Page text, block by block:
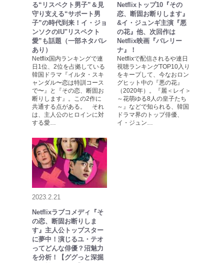
る“リスペクト男子”＆見
守り支える“サポート男
子”の時代到来！イ・ジョ
ンソクのIU"リスペクト
愛”も話題（一部ネタバレ
あり）
Netflix国内ランキングで連
日1位、2位を占拠している
韓国ドラマ『イルタ・スキ
ャンダル〜恋は特訓コース
で〜』と『その恋、断固お
断りします』。この2作に
共通する点がある。 それ
は、主人公のヒロインに対
する愛…
Netflixトップ10『その
恋、断固お断りします』
&イ・ジュンギ主演『悪
の花』他、次回作は
Netflix映画『バレリー
ナ』！
Netflixで配信されるや連日
視聴ランキングTOP10入り
をキープして、今なおロン
グヒット中の『悪の花』
（2020年）。『麗＜レイ＞
～花萌ゆる8人の皇子たち
～』などで知られる、韓国
ドラマ界のトップ俳優、
イ・ジュン…
2023.2.21
Netflixラブコメディ『そ
の恋、断固お断りしま
す』主人公トップスター
に夢中！演じるユ・テオ
ってどんな俳優？沼魅力
を分析！【ググっと深掘